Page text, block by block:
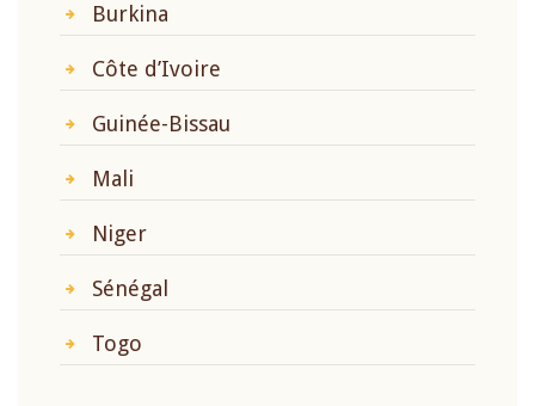
Burkina
Côte d’Ivoire
Guinée-Bissau
Mali
Niger
Sénégal
Togo